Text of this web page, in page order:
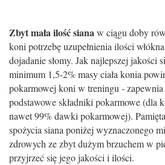
Zbyt mała ilośćsianaw ciągu doby
koni potrzebęuzupełnienia ilości wł
dojadanie słomy. Jak najlepszej jakości
minimum 1,5-2% masy ciała konia
pokarmowej koni w treningu -
podstawowe składniki pokarmowe (dla
nawet 99% dawki pokarmowej). Pamię
spożycia siana poniżej wyznaczonego
zdrowych ze zbyt dużym brzuchem w
przyjrzećsięjego jakości i ilości.